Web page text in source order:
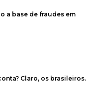
a base de fraudes em
Claro, os brasileiros.